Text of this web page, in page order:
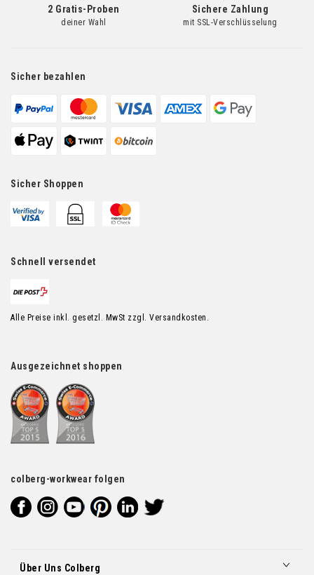
2 Gratis-Proben
deiner Wahl
Sichere Zahlung
mit SSL-Verschlüsselung
Sicher bezahlen
Sicher Shoppen
Schnell versendet
Alle Preise inkl. gesetzl. MwSt zzgl. Versandkosten.
Ausgezeichnet shoppen
colberg-workwear folgen
Über Uns Colberg